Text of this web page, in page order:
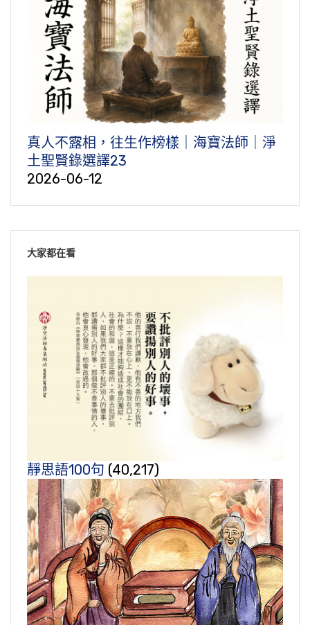
真人不露相，往生作榜樣｜海寶法師｜淨
土聖賢錄選譯23
2026-06-12
大家都在看
靜思語100句 (40,217)